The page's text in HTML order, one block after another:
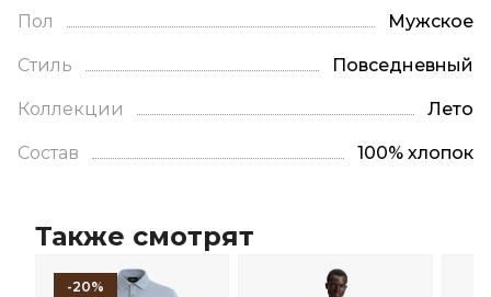
Пол Мужское
Стиль Повседневный
Коллекции Лето
Состав 100% хлопок
Также смотрят
-20%